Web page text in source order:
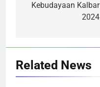
Kebudayaan Kalbar
2024
Related News